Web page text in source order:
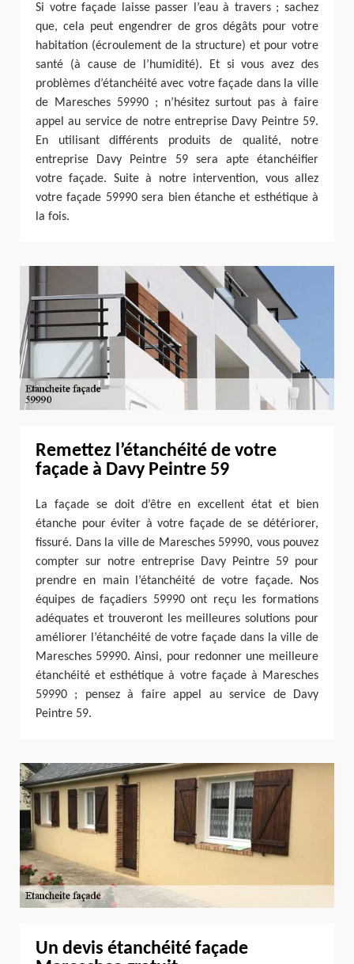
Si votre façade laisse passer l’eau à travers ; sachez
que, cela peut engendrer de gros dégâts pour votre
habitation (écroulement de la structure) et pour votre
santé (à cause de l’humidité). Et si vous avez des
problèmes d’étanchéité avec votre façade dans la ville
de Maresches 59990 ; n’hésitez surtout pas à faire
appel au service de notre entreprise Davy Peintre 59.
En utilisant différents produits de qualité, notre
entreprise Davy Peintre 59 sera apte étanchéifier
votre façade. Suite à notre intervention, vous allez
votre façade 59990 sera bien étanche et esthétique à
la fois.
Remettez l’étanchéité de votre
façade à Davy Peintre 59
La façade se doit d’être en excellent état et bien
étanche pour éviter à votre façade de se détériorer,
fissuré. Dans la ville de Maresches 59990, vous pouvez
compter sur notre entreprise Davy Peintre 59 pour
prendre en main l’étanchéité de votre façade. Nos
équipes de façadiers 59990 ont reçu les formations
adéquates et trouveront les meilleures solutions pour
améliorer l’étanchéité de votre façade dans la ville de
Maresches 59990. Ainsi, pour redonner une meilleure
étanchéité et esthétique à votre façade à Maresches
59990 ; pensez à faire appel au service de Davy
Peintre 59.
Un devis étanchéité façade